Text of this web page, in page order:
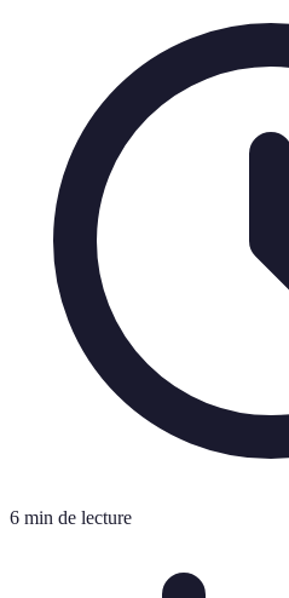
6 min de lecture